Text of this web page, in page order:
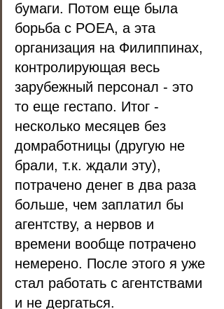
бумаги. Потом еще была
борьба с POEA, а эта
организация на Филиппинах,
контролирующая весь
зарубежный персонал - это
то еще гестапо. Итог -
несколько месяцев без
домработницы (другую не
брали, т.к. ждали эту),
потрачено денег в два раза
больше, чем заплатил бы
агентству, а нервов и
времени вообще потрачено
немерено. После этого я уже
стал работать с агентствами
и не дергаться.